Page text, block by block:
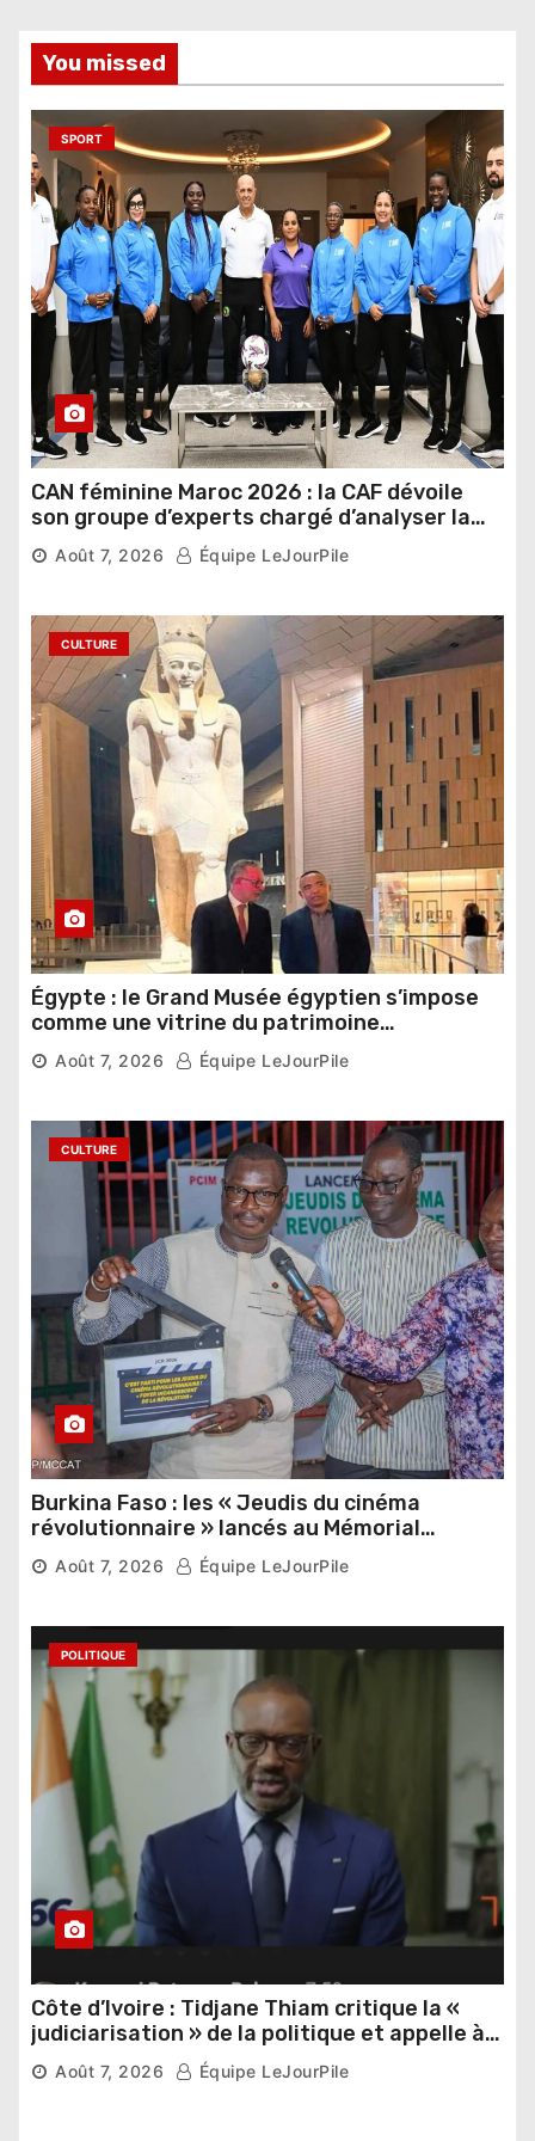
You missed
SPORT
CAN féminine Maroc 2026 : la CAF dévoile
son groupe d’experts chargé d’analyser la
compétition
Août 7, 2026 Équipe LeJourPile
CULTURE
Égypte : le Grand Musée égyptien s’impose
comme une vitrine du patrimoine
pharaonique auprès des dirigeants
étrangers
Août 7, 2026 Équipe LeJourPile
CULTURE
Burkina Faso : les « Jeudis du cinéma
révolutionnaire » lancés au Mémorial
Thomas Sankara
Août 7, 2026 Équipe LeJourPile
POLITIQUE
Côte d’Ivoire : Tidjane Thiam critique la «
judiciarisation » de la politique et appelle à
poursuivre l’apaisement
Août 7, 2026 Équipe LeJourPile